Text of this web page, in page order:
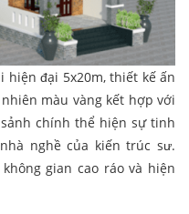
hiện đại 5x20m, thiết kế ấn
màu vàng kết hợp với
chính thể hiện sự tinh
nghề của kiến trúc sư.
gian cao ráo và hiện